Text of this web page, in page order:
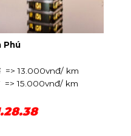
Phú
=> 13.000vnđ/ km
=> 15.000vnđ/ km